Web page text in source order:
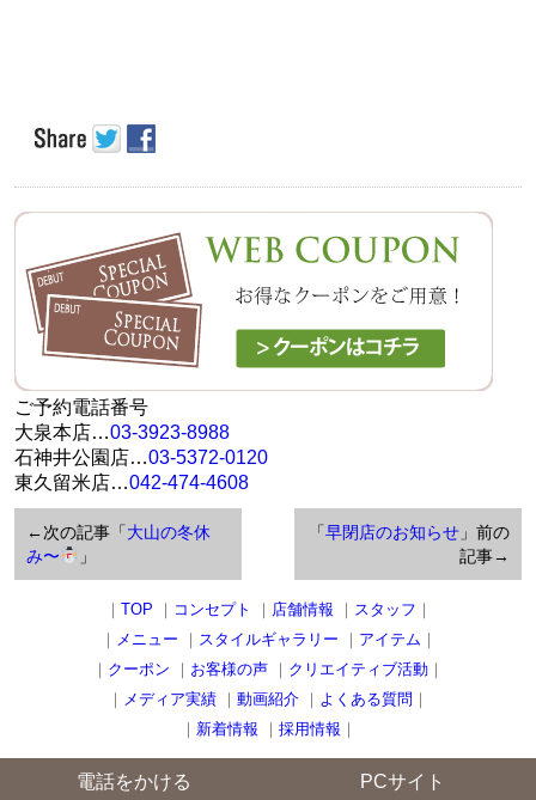
ご予約電話番号
大泉本店…03-3923-8988
石神井公園店…03-5372-0120
東久留米店…042-474-4608
「早閉店のお知らせ 」前の
記事→
←次の記事「大山の冬休
み〜
」
｜ TOP ｜ コンセプト ｜ 店舗情報 ｜ スタッフ ｜
｜ メニュー ｜ スタイルギャラリー ｜ アイテム ｜
｜ クーポン ｜ お客様の声 ｜ クリエイティブ活動 ｜
｜ メディア実績 ｜ 動画紹介 ｜ よくある質問 ｜
｜ 新着情報 ｜ 採用情報 ｜
電話をかける PCサイト